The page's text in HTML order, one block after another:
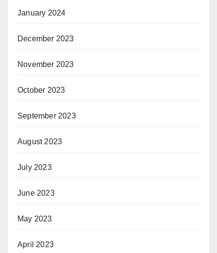
January 2024
December 2023
November 2023
October 2023
September 2023
August 2023
July 2023
June 2023
May 2023
April 2023